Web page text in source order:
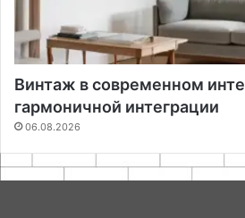
Винтаж в современном
гармоничной интеграции
06.08.2026